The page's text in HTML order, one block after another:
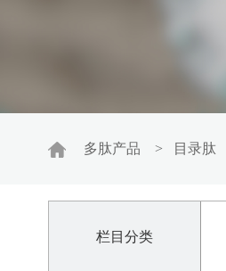
多肽产品 > 目录肽
栏目分类